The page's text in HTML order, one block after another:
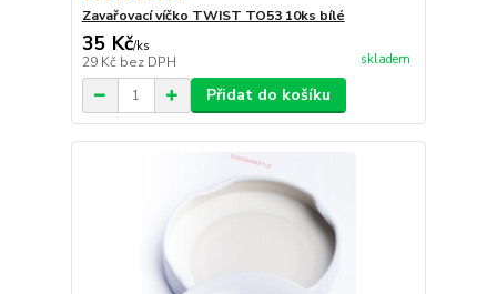
Zavařovací víčko TWIST TO53 10ks bílé
35 Kč/ks
29 Kč bez DPH skladem
Přidat do košíku